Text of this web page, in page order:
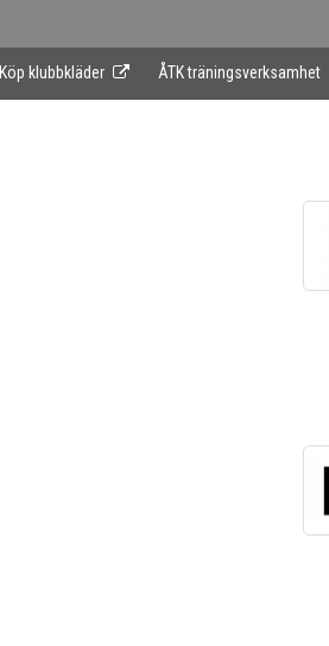
Köp klubbkläder ÅTK träningsverksamhet